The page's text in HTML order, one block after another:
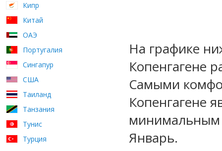
Кипр
Китай
ОАЭ
Португалия
Сингапур
США
Таиланд
Танзания
Тунис
Турция
На графике
Копенгагене
Самыми
Копенгагене
минимальным
Январь.